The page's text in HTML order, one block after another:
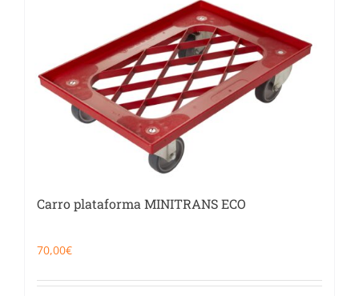
Food Service y Vending
91 629 17 10
Carro plataforma MINITRANS ECO
70,00€